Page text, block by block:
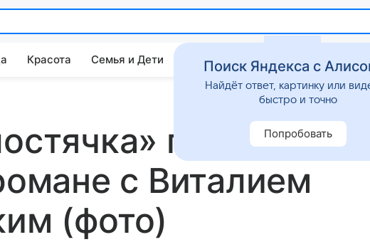
Красота Семья и Дети Дом Гороскопы Стиль
подогрела
с Виталием
(фото)
Поиск Яндекса с
Найдёт ответ, картинку или
быстро и точно
Попробовать